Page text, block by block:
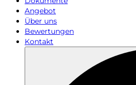
Angebot
Über uns
Bewertungen
Kontakt